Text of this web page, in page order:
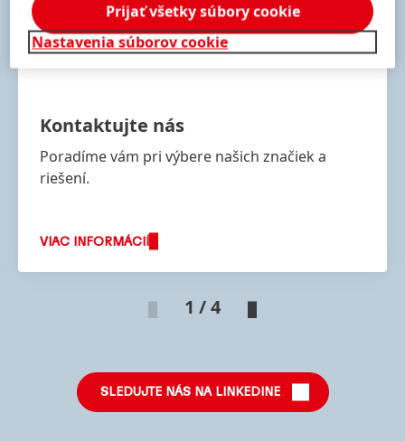
Kontaktujte nás
Poradíme vám pri výbere našich značiek a
riešení.
VIAC INFORMÁCIÍ
1 / 4
SLEDUJTE NÁS NA LINKEDINE
Nastavenia súborov cookie
Prijať všetky súbory cookie